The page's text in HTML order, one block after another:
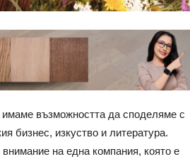
възможността да споделяме с
бизнес, изкуство и литература.
на една компания, която е